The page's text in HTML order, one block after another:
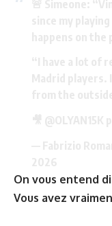
On vous entend
Vous avez